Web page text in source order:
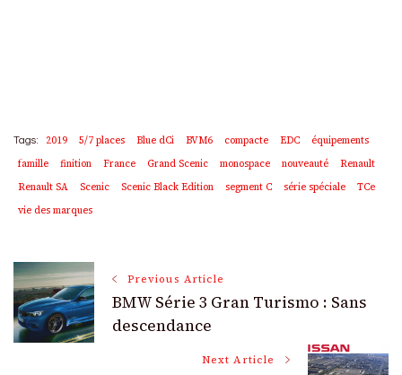
Tags: 2019 5/7 places Blue dCi BVM6 compacte EDC
équipements
famille
finition France Grand Scenic monospace nouveauté
Renault
Renault SA
Scenic Scenic Black Edition segment C série spéciale
TCe
vie des marques
Post
Navigation
Previous Article
BMW Série 3 Gran Turismo : Sans
descendance
Next Article